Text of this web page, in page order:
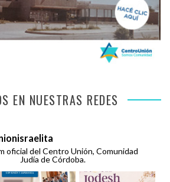
EN NUESTRAS REDES
oficial del Centro Unión, Comunidad
Judía de Córdoba.